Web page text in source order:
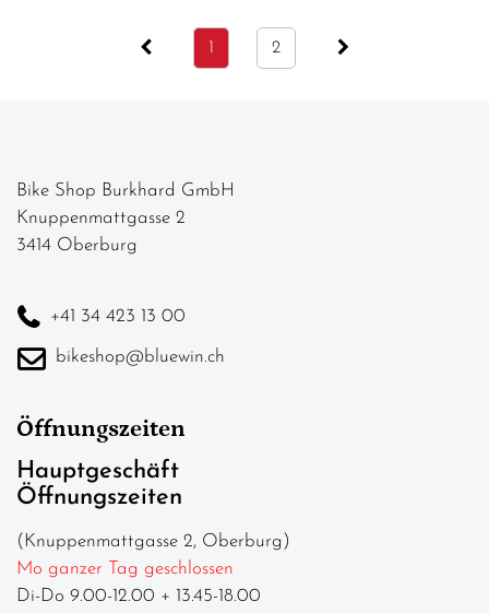
1 2
Bike Shop Burkhard GmbH
Knuppenmattgasse 2
3414 Oberburg
+41 34 423 13 00
bikeshop@bluewin.ch
Öffnungszeiten
Hauptgeschäft
Öffnungszeiten
(Knuppenmattgasse 2, Oberburg)
Mo ganzer Tag geschlossen
Di-Do 9.00-12.00 + 13.45-18.00